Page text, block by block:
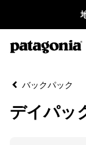
絞り込み／並び替え
絞り込み
カテゴリー
デイパック／リュ
バックパック
デイパッ